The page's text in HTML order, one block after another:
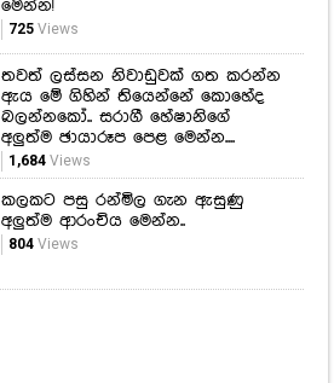
මෙන්න!
725Views
තවත් ලස්සන නිවාඩුවක් ගත කරන්න
ඇය මේ ගිහින් තියෙන්නේ කොහේද
බලන්නකෝ.. සරාගී හේෂානිගේ
අලුත්ම ඡායාරූප පෙළ මෙන්න....
1,684Views
කලකට පසු රන්මිල ගැන ඇසුණු
අලුත්ම ආරංචිය මෙන්න..
804Views